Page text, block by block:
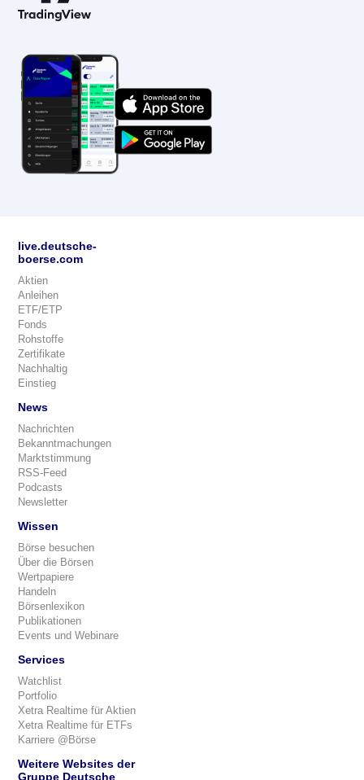
live.deutsche-
boerse.com
Aktien
Anleihen
ETF/ETP
Fonds
Rohstoffe
Zertifikate
Nachhaltig
Einstieg
News
Nachrichten
Bekanntmachungen
Marktstimmung
RSS-Feed
Podcasts
Newsletter
Wissen
Börse besuchen
Über die Börsen
Wertpapiere
Handeln
Börsenlexikon
Publikationen
Events und Webinare
Services
Watchlist
Portfolio
Xetra Realtime für Aktien
Xetra Realtime für ETFs
Karriere @Börse
Weitere Websites der
Gruppe Deutsche